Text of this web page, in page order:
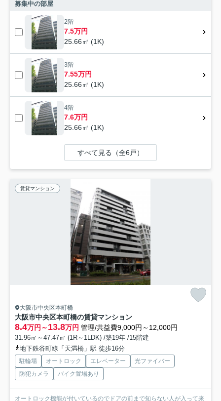
募集中の部屋
2階
7.5万円
25.66㎡ (1K)
3階
7.55万円
25.66㎡ (1K)
4階
7.6万円
25.66㎡ (1K)
すべて見る（全6戸）
賃貸マンション
大阪市中央区本町橋
大阪市中央区本町橋の賃貸マンション
8.4万円～13.8万円 管理/共益費9,000円～12,000円
31.96㎡～47.47㎡ (1R～1LDK) /築19年 /15階建
地下鉄谷町線「天満橋」駅 徒歩16分
駐輪場 オートロック エレベーター
光ファイバー
防犯カメラ
バイク置場あり
オートロック機能が付いているのでドアの前まで知らない人が入って来